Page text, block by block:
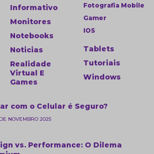
Informativo
Monitores
Notebooks
Noticias
Realidade
Virtual E
Games
Fotografia Mobile
Gamer
IOS
Tablets
Tutoriais
Windows
com o Celular é Seguro?
NOVEMBRO 2025
vs. Performance: O Dilema